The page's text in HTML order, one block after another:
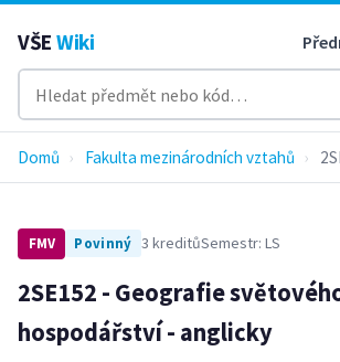
VŠE Wiki
Domů › Fakulta mezinárodních vztahů ›
FMV Povinný 3 kreditůSemestr: LS
2SE152 - Geografie
hospodářství - anglicky